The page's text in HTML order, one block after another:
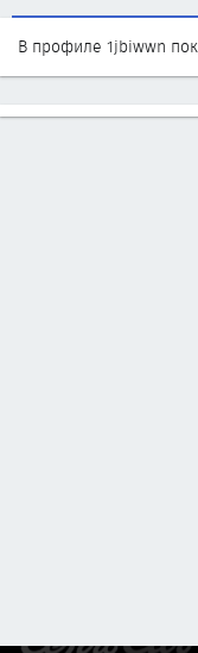
В профиле 1jbiwwn